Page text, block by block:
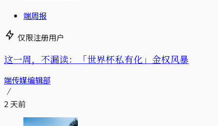
端周报
仅限注册用户
这一周，不漏读：「世界杯私有化」金权风暴
端传媒编辑部
2 天前